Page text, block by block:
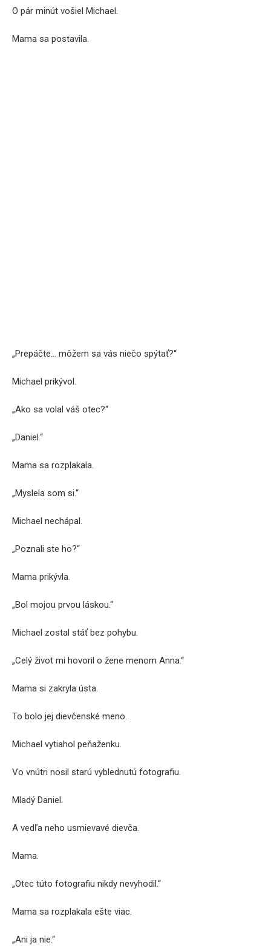
O pár minút vošiel Michael.
Mama sa postavila.
„Prepáčte… môžem sa vás niečo spýtať?“
Michael prikývol.
„Ako sa volal váš otec?“
„Daniel.“
Mama sa rozplakala.
„Myslela som si.“
Michael nechápal.
„Poznali ste ho?“
Mama prikývla.
„Bol mojou prvou láskou.“
Michael zostal stáť bez pohybu.
„Celý život mi hovoril o žene menom Anna.“
Mama si zakryla ústa.
To bolo jej dievčenské meno.
Michael vytiahol peňaženku.
Vo vnútri nosil starú vyblednutú fotografiu.
Mladý Daniel.
A vedľa neho usmievavé dievča.
Mama.
„Otec túto fotografiu nikdy nevyhodil.“
Mama sa rozplakala ešte viac.
„Ani ja nie.“